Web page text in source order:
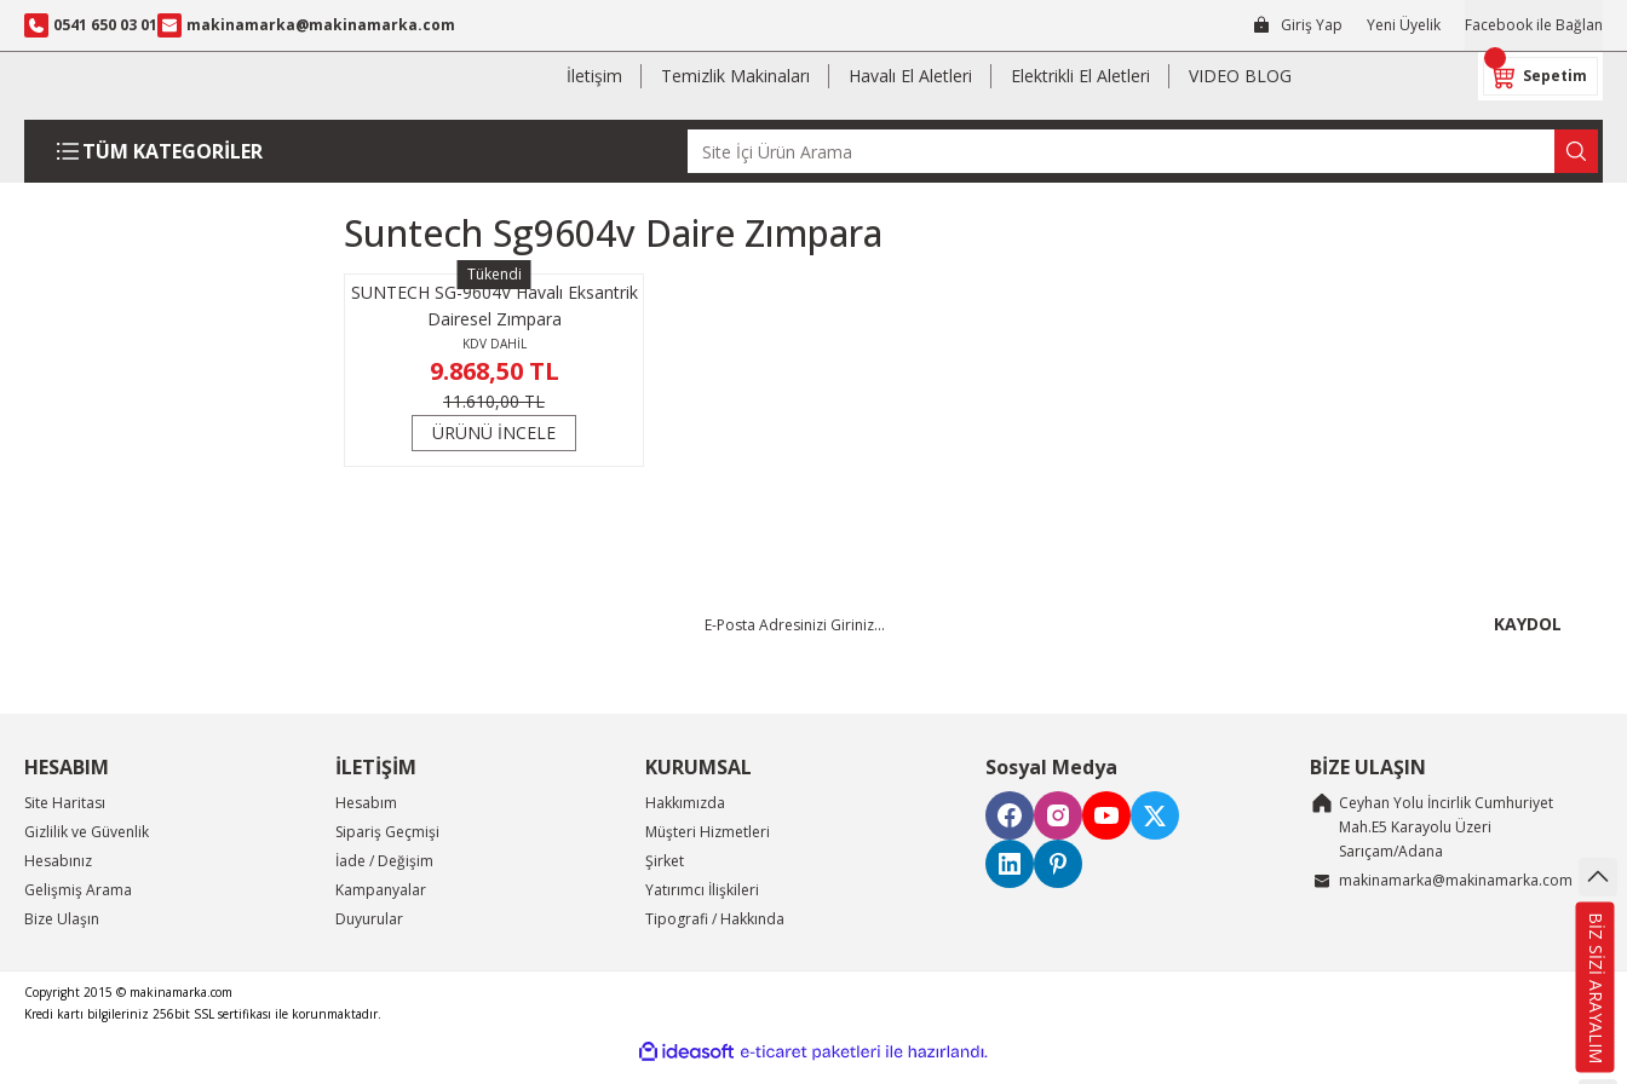
0541 650 03 01 makinamarka@makinamarka.com Giriş Yap Yeni Üyelik Facebook ile Bağlan
İletişim Temizlik Makinaları Havalı El Aletleri Elektrikli El Aletleri VIDEO BLOG Sepetim
TÜM KATEGORİLER
Suntech Sg9604v Daire Zımpara
Tükendi
SUNTECH SG-9604V Havalı Eksantrik
Dairesel Zımpara
KDV DAHİL
9.868,50 TL
11.610,00 TL
ÜRÜNÜ İNCELE
KAYDOL
HESABIM
Site Haritası
Gizlilik ve Güvenlik
Hesabınız
Gelişmiş Arama
Bize Ulaşın
İLETİŞİM
Hesabım
Sipariş Geçmişi
İade / Değişim
Kampanyalar
Duyurular
KURUMSAL
Hakkımızda
Müşteri Hizmetleri
Şirket
Yatırımcı İlişkileri
Tipografi / Hakkında
Sosyal Medya BİZE ULAŞIN
Ceyhan Yolu İncirlik Cumhuriyet
Mah.E5 Karayolu Üzeri
Sarıçam/Adana
makinamarka@makinamarka.com
Copyright 2015 © makinamarka.com
Kredi kartı bilgileriniz 256bit SSL sertifikası ile korunmaktadır.
BİZ SİZİ ARAYALIM
ideasoft
e-